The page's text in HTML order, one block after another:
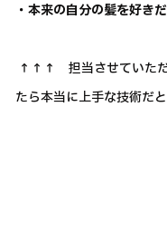
・本来の自分の髪を好き
↑↑↑ 担当させていただ
たら本当に上手な技術だ